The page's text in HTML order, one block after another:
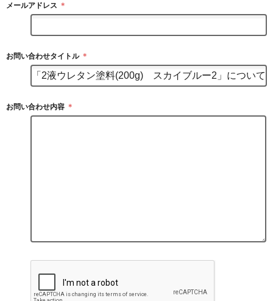
メールアドレス ＊
お問い合わせタイトル ＊
お問い合わせ内容 ＊